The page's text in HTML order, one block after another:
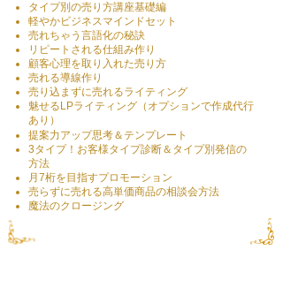
タイプ別の売り方講座基礎編
軽やかビジネスマインドセット
売れちゃう言語化の秘訣
リピートされる仕組み作り
​顧客心理を取り入れた売り方
売れる導線作り
売り込まずに売れるライティング
魅せるLPライティング（オプションで作成代行
あり）
提案力アップ思考＆テンプレート
​3タイプ！お客様タイプ診断＆タイプ別発信の
方法
月7桁を目指すプロモーション
売らずに売れる高単価商品の相談会方法
魔法のクロージング